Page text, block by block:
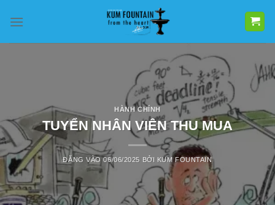
qua
HÀNH CHÍNH
TUYỂN NHÂN VIÊN THU MUA
ĐĂNG VÀO06/06/2025 BỞI KUM FOUNTAIN